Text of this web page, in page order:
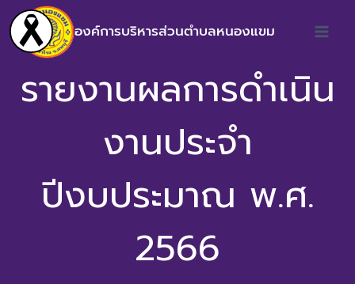
องค์การบริหารส่วนตำบลหนองแขม
รายงานผลการดำเนิน
งานประจำ
ปีงบประมาณ พ.ศ.
2566